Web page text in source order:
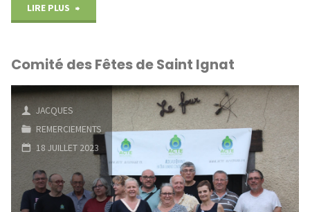
LIRE PLUS
coureurs
de
fond
d’Auvergne"
Comité des Fêtes de Saint Ignat
JACQUES
REMERCIEMENTS
18 JUILLET 2023